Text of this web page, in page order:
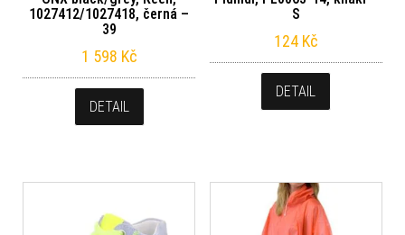
1027412/1027418, černá –
39
1 598 Kč
DETAIL
S
124 Kč
DETAIL